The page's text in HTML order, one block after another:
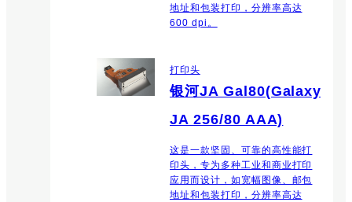
地址和包装打印，分辨率高达
600 dpi。
打印头
银河JA Gal80(Galaxy
JA 256/80 AAA)
这是一款坚固、可靠的高性能打
印头，专为多种工业和商业打印
应用而设计，如宽幅图像、邮包
地址和包装打印，分辨率高达